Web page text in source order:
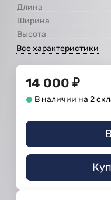
Длина
Ширина
Высота
Все характеристики
14 000 ₽
В наличии на 2